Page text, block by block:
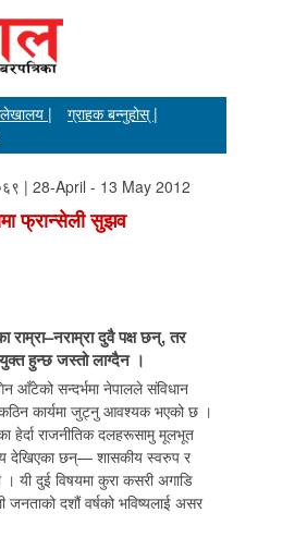
|
ग्राहक बन्नुहोस् |
| 28-April - 13 May 2012
फ्रान्सेली सुझव
राम्रा–नराम्रा दुवै पक्ष छन्, तर
हुन्छ जस्तो लाग्दैन ।
आँटेको सन्दर्भमा नेपालले संविधान
कार्यमा जुट्नु आवश्यक भएको छ ।
हेर्दा राजनीतिक दलहरूसामु मूलभूत
देखिएका छन्— शासकीय स्वरुप र
। यी दुई विषयमा कुरा कसरी अगाडि
दशौं वर्षको भविष्यलाई असर